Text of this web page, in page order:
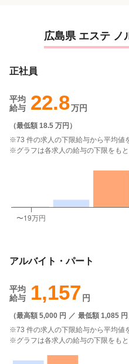
広島県 エステ ノ
正社員
平均
給与 22.8万円
（最低額 18.5 万円 ）
※73 件の求人の下限給与から平均値
※グラフは各求人の給与の下限をもと
アルバイト・パート
平均
給与
1,157 円
（最高額 5,000 円 ／ 最低額 1,085 円
※73 件の求人の下限給与から平均値
※グラフは各求人の給与の下限をも